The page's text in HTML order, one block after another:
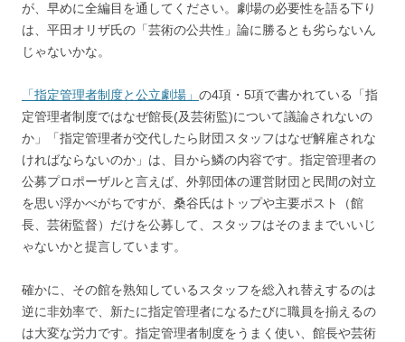
が、早めに全編目を通してください。劇場の必要性を語る下り
は、平田オリザ氏の「芸術の公共性」論に勝るとも劣らないん
じゃないかな。
「指定管理者制度と公立劇場」 の4項・5項で書かれている「指
定管理者制度ではなぜ館長(及芸術監)について議論されないの
か」「指定管理者が交代したら財団スタッフはなぜ解雇されな
ければならないのか」は、目から鱗の内容です。指定管理者の
公募プロポーザルと言えば、外郭団体の運営財団と民間の対立
を思い浮かべがちですが、桑谷氏はトップや主要ポスト（館
長、芸術監督）だけを公募して、スタッフはそのままでいいじ
ゃないかと提言しています。
確かに、その館を熟知しているスタッフを総入れ替えするのは
逆に非効率で、新たに指定管理者になるたびに職員を揃えるの
は大変な労力です。指定管理者制度をうまく使い、館長や芸術